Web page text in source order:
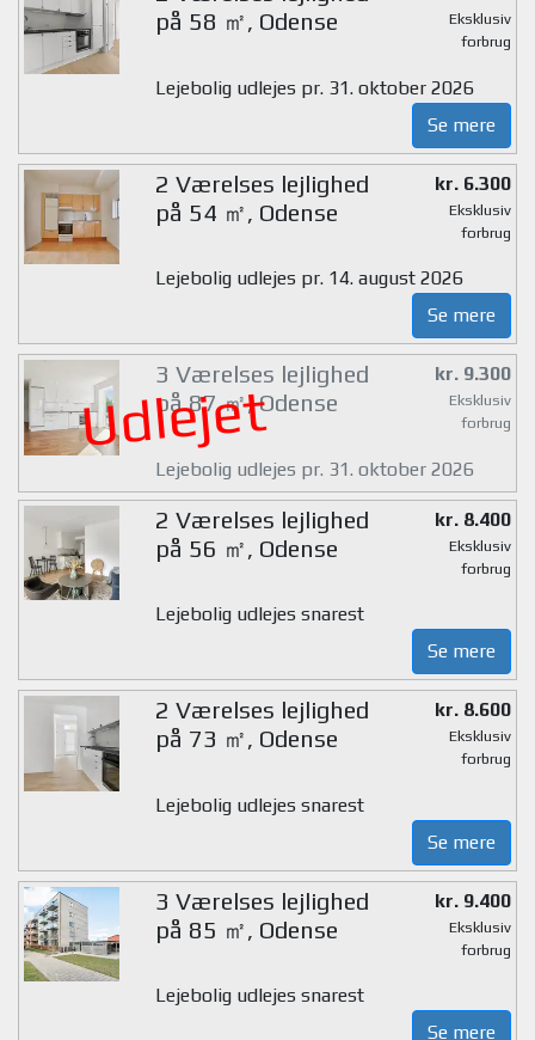
på 58 ㎡, Odense
Eksklusiv
forbrug
Lejebolig udlejes pr. 31. oktober 2026
Se mere
2 Værelses lejlighed
på 54 ㎡, Odense
kr. 6.300
Eksklusiv
forbrug
Lejebolig udlejes pr. 14. august 2026
Se mere
Udlejet
3 Værelses lejlighed
på 87 ㎡, Odense
kr. 9.300
Eksklusiv
forbrug
Lejebolig udlejes pr. 31. oktober 2026
2 Værelses lejlighed
på 56 ㎡, Odense
kr. 8.400
Eksklusiv
forbrug
Lejebolig udlejes snarest
Se mere
2 Værelses lejlighed
på 73 ㎡, Odense
kr. 8.600
Eksklusiv
forbrug
Lejebolig udlejes snarest
Se mere
3 Værelses lejlighed
på 85 ㎡, Odense
kr. 9.400
Eksklusiv
forbrug
Lejebolig udlejes snarest
Se mere